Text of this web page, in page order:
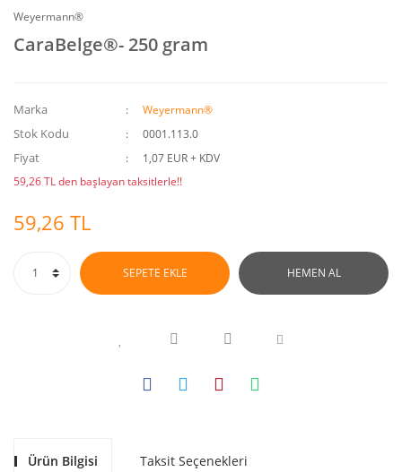
Weyermann®
CaraBelge®- 250 gram
Marka Weyermann®
Stok Kodu 0001.113.0
Fiyat
1,07 EUR + KDV
59,26 TL den başlayan taksitlerle!!
59,26 TL
SEPETE EKLE HEMEN AL
Ürün Bilgisi Taksit Seçenekleri